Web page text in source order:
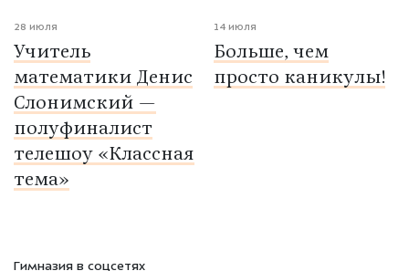
28 июля
Учитель
математики Денис
Слонимский —
полуфиналист
телешоу «Классная
тема»
14 июля
Больше, чем
просто каникулы!
Гимназия в соцсетях